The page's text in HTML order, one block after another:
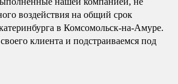
воздействия на общий срок
в Комсомольск-на-Амуре.
клиента и подстраиваемся под